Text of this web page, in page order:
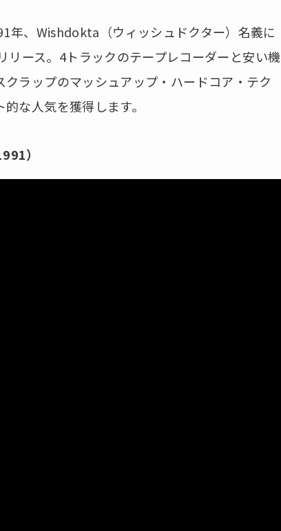
年、Wishdokta（ウィッシュドクター）名義に
ース。4トラックのテープレコーダーと安い機
ラップのマッシュアップ・ハードコア・テク
な人気を獲得します。
）